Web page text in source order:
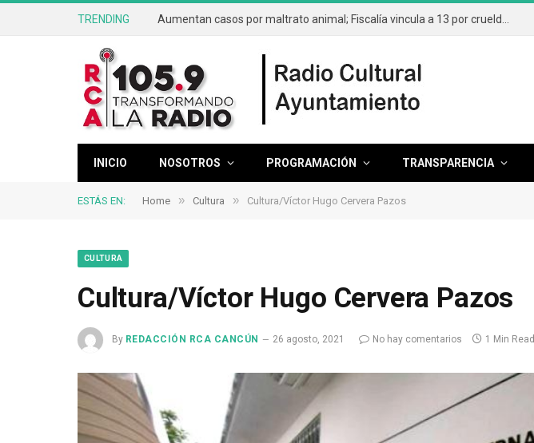
TRENDING
INICIO NOSOTROS PROGRAMACIÓN TRANSPARENCIA
ESTÁS EN: Home » Cultura » Cultura/Víctor Hugo Cervera Pazos
CULTURA
Cultura/Víctor Hugo Cervera Pazos
By REDACCIÓN RCA CANCÚN 26 agosto, 2021 No hay comentarios 1 Min Read